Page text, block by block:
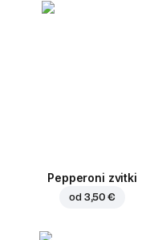
Pepperoni zvitki
od 3,50 €